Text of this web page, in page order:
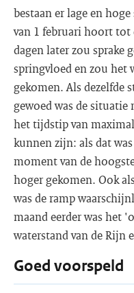
bestaan er lage en
van 1 februari hoort tot
dagen later zou sprake
springvloed en zou het
gekomen. Als dezelfde
gewoed was de
het tijdstip van
kunnen zijn: als dat
moment van de
hoger gekomen. Ook
was de ramp
maand eerder was het
waterstand van de Rijn
Goed voorspeld